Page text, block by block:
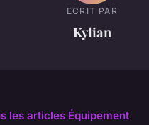
ECRIT PAR
Kylian
les articles Équipement